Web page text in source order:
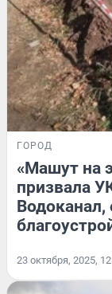
ГОРОД
«Машут на
призвала
Водоканал,
23 октября, 2025,